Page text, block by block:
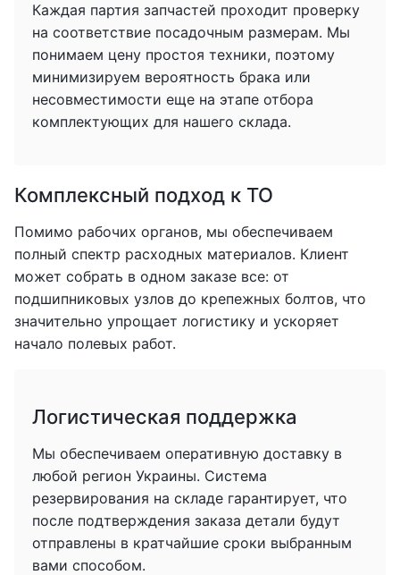
Каждая партия запчастей проходит проверку
на соответствие посадочным размерам. Мы
понимаем цену простоя техники, поэтому
минимизируем вероятность брака или
несовместимости еще на этапе отбора
комплектующих для нашего склада.
Комплексный подход к ТО
Помимо рабочих органов, мы обеспечиваем
полный спектр расходных материалов. Клиент
может собрать в одном заказе все: от
подшипниковых узлов до крепежных болтов, что
значительно упрощает логистику и ускоряет
начало полевых работ.
Логистическая поддержка
Мы обеспечиваем оперативную доставку в
любой регион Украины. Система
резервирования на складе гарантирует, что
после подтверждения заказа детали будут
отправлены в кратчайшие сроки выбранным
вами способом.